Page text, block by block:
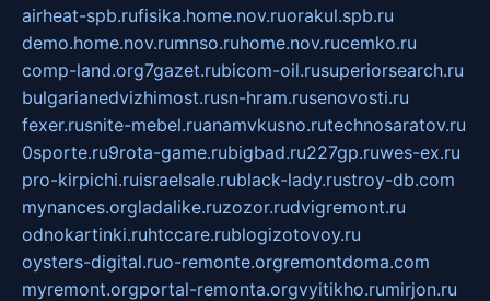
airheat-spb.rufisika.home.nov.ruorakul.spb.ru
demo.home.nov.rumnso.ruhome.nov.rucemko.ru
comp-land.org7gazet.rubicom-oil.rusuperiorsearch.ru
bulgarianedvizhimost.rusn-hram.rusenovosti.ru
fexer.rusnite-mebel.ruanamvkusno.rutechnosaratov.ru
0sporte.ru9rota-game.rubigbad.ru227gp.ruwes-ex.ru
pro-kirpichi.ruisraelsale.rublack-lady.rustroy-db.com
mynances.orgladalike.ruzozor.rudvigremont.ru
odnokartinki.ruhtccare.rublogizotovoy.ru
oysters-digital.ruo-remonte.orgremontdoma.com
myremont.orgportal-remonta.orgvyitikho.rumirjon.ru